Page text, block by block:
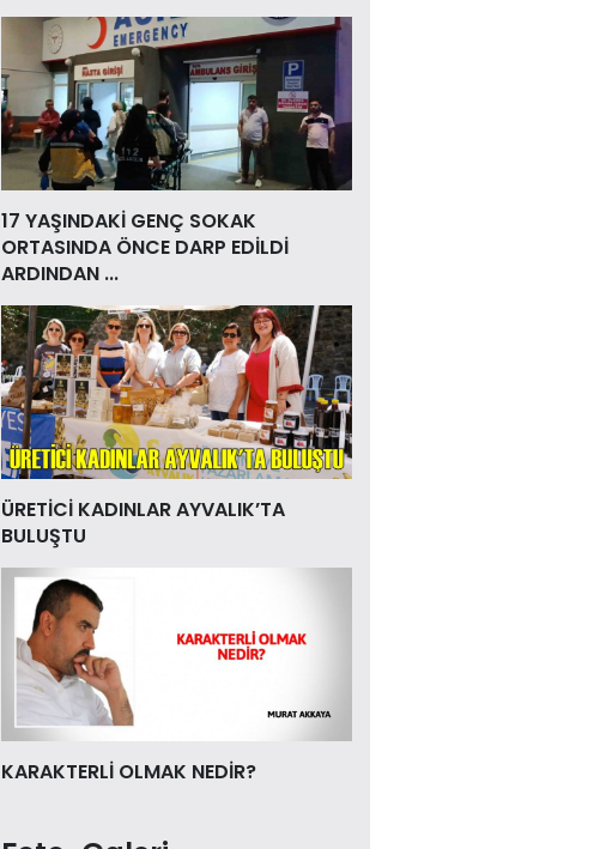
17 YAŞINDAKİ GENÇ SOKAK
ORTASINDA ÖNCE DARP EDİLDİ
ARDINDAN ...
ÜRETİCİ KADINLAR AYVALIK’TA
BULUŞTU
KARAKTERLİ OLMAK NEDİR?